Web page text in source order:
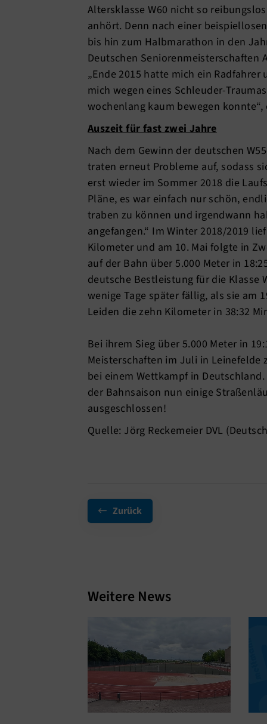
Altersklasse W60 nicht so
anhört. Denn nach einer
bis hin zum Halbmarathon in den
Deutschen Seniorenmeisterschaften
„Ende 2015 hatte mich ein
mich wegen eines Schleuder-
wochenlang kaum bewegen
Auszeit für fast zwei Jahre
Nach dem Gewinn der deutschen
traten erneut Probleme auf, sodass
erst wieder im Sommer 2018 die
Pläne, es war einfach nur schön,
traben zu können und irgendwann
angefangen.“ Im Winter 2018/2019
Kilometer und am 10. Mai folgte in
auf der Bahn über 5.000 Meter in
deutsche Bestleistung für die Klasse
wenige Tage später fällig, als sie am
Leiden die zehn Kilometer in 38:32
Bei ihrem Sieg über 5.000 Meter in
Meisterschaften im Juli in Leinefelde
bei einem Wettkampf in
der Bahnsaison nun einige
ausgeschlossen!
Quelle: Jörg Reckemeier DVL
Zurück
Weitere News